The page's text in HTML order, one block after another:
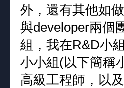
外，還有其他如
與developer兩個
組，我在R&D小
小小組(以下簡稱
高級工程師，以